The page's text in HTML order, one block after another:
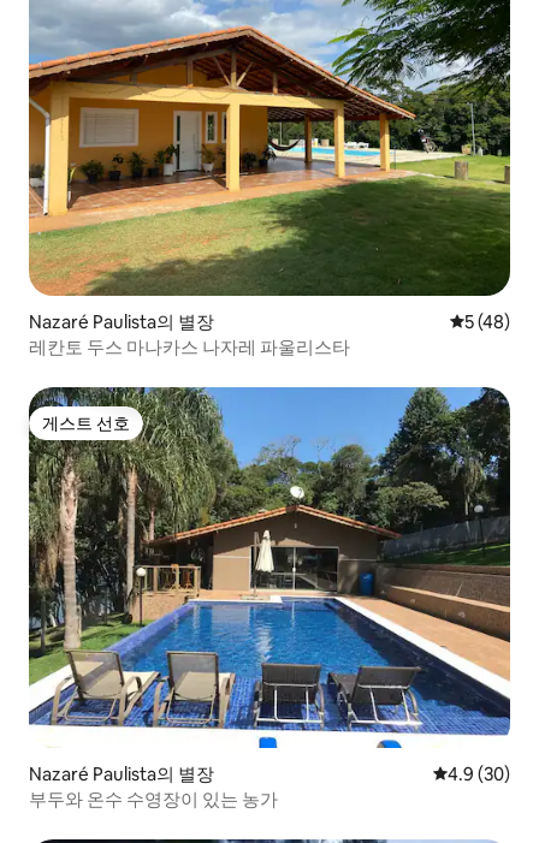
Nazaré Paulista의 별장 평점 5점(5
5 (48)
레칸토 두스 마나카스 나자레 파울리스타
게스트 선호
게스트 선호
Nazaré Paulista의 별장 평점 4.9점(5
4.9 (30)
부두와 온수 수영장이 있는 농가